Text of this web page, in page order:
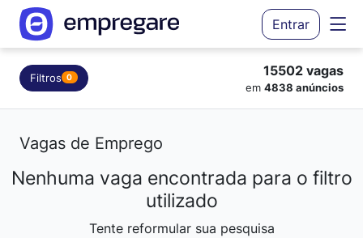
Entrar
Filtros 0 15502 vagas
em 4838 anúncios
Vagas de Emprego
Carregando resultados...
Nenhuma vaga encontrada para o filtro
utilizado
Tente reformular sua pesquisa